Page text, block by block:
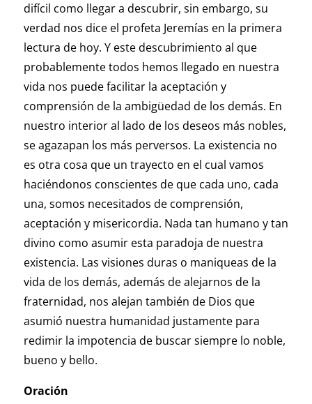
difícil como llegar a descubrir, sin embargo, su
verdad nos dice el profeta Jeremías en la primera
lectura de hoy. Y este descubrimiento al que
probablemente todos hemos llegado en nuestra
vida nos puede facilitar la aceptación y
comprensión de la ambigüedad de los demás. En
nuestro interior al lado de los deseos más nobles,
se agazapan los más perversos. La existencia no
es otra cosa que un trayecto en el cual vamos
haciéndonos conscientes de que cada uno, cada
una, somos necesitados de comprensión,
aceptación y misericordia. Nada tan humano y tan
divino como asumir esta paradoja de nuestra
existencia. Las visiones duras o maniqueas de la
vida de los demás, además de alejarnos de la
fraternidad, nos alejan también de Dios que
asumió nuestra humanidad justamente para
redimir la impotencia de buscar siempre lo noble,
bueno y bello.
Oración